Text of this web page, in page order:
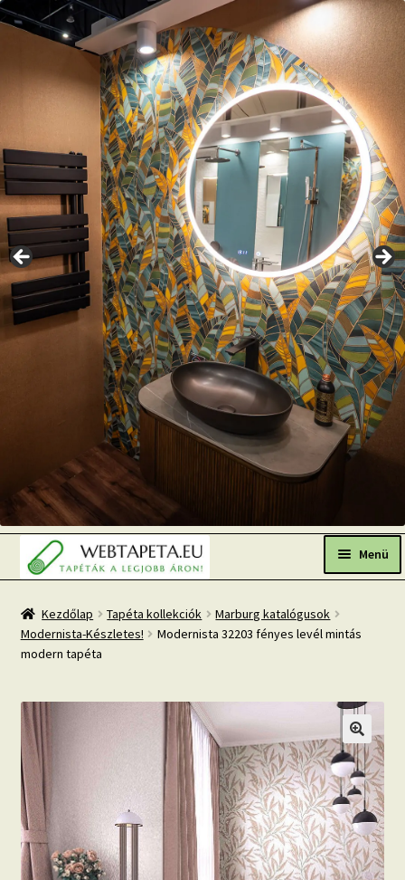
Ugrás
a
navigációhoz
Kilépés
a
tartalomba Menü
Népszerű tapéták
Tapéta BLOG
Tapétázási tanácsok
Beton hatású tapéták
Kapcsolat
Kezdőlap Tapéta kollekciók
Marburg katalógusok
Modernista-Készletes!
Modernista 32203 fényes levél mintás
modern tapéta